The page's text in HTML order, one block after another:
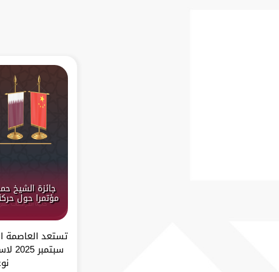
جائزة الشيخ
مؤتمرا حول